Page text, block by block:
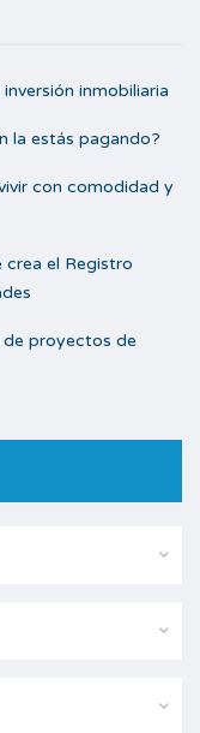
inmobiliaria
la estás pagando?
con comodidad y
el Registro
proyectos de